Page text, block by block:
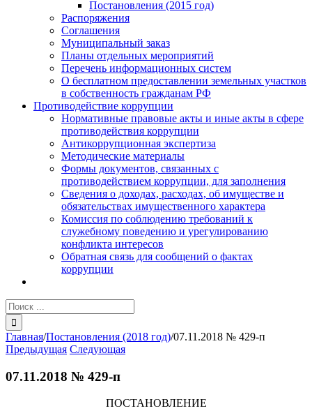
Постановления (2015 год)
Распоряжения
Соглашения
Муниципальный заказ
Планы отдельных мероприятий
Перечень информационных систем
О бесплатном предоставлении земельных участков
в собственность гражданам РФ
Противодействие коррупции
Нормативные правовые акты и иные акты в сфере
противодействия коррупции
Антикоррупционная экспертиза
Методические материалы
Формы документов, связанных с
противодействием коррупции, для заполнения
Сведения о доходах, расходах, об имуществе и
обязательствах имущественного характера
Комиссия по соблюдению требований к
служебному поведению и урегулированию
конфликта интересов
Обратная связь для сообщений о фактах
коррупции
Результат
поиска:
Главная/Постановления (2018 год)/07.11.2018 № 429-п
Предыдущая Следующая
07.11.2018 № 429-п
ПОСТАНОВЛЕНИЕ